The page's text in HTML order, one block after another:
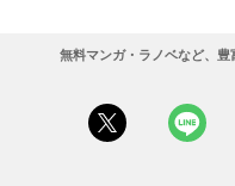
無料マンガ・ラノベなど、豊